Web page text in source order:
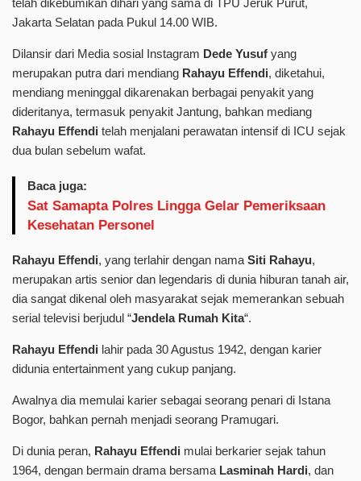
telah dikebumikan dihari yang sama di TPU Jeruk Purut,
Jakarta Selatan pada Pukul 14.00 WIB.
Dilansir dari Media sosial Instagram Dede Yusuf yang
merupakan putra dari mendiang Rahayu Effendi, diketahui,
mendiang meninggal dikarenakan berbagai penyakit yang
dideritanya, termasuk penyakit Jantung, bahkan mediang
Rahayu Effendi telah menjalani perawatan intensif di ICU sejak
dua bulan sebelum wafat.
Baca juga:
Sat Samapta Polres Lingga Gelar Pemeriksaan
Kesehatan Personel
Rahayu Effendi, yang terlahir dengan nama Siti Rahayu,
merupakan artis senior dan legendaris di dunia hiburan tanah air,
dia sangat dikenal oleh masyarakat sejak memerankan sebuah
serial televisi berjudul “Jendela Rumah Kita“.
Rahayu Effendi lahir pada 30 Agustus 1942, dengan karier
didunia entertainment yang cukup panjang.
Awalnya dia memulai karier sebagai seorang penari di Istana
Bogor, bahkan pernah menjadi seorang Pramugari.
Di dunia peran, Rahayu Effendi mulai berkarier sejak tahun
1964, dengan bermain drama bersama Lasminah Hardi, dan